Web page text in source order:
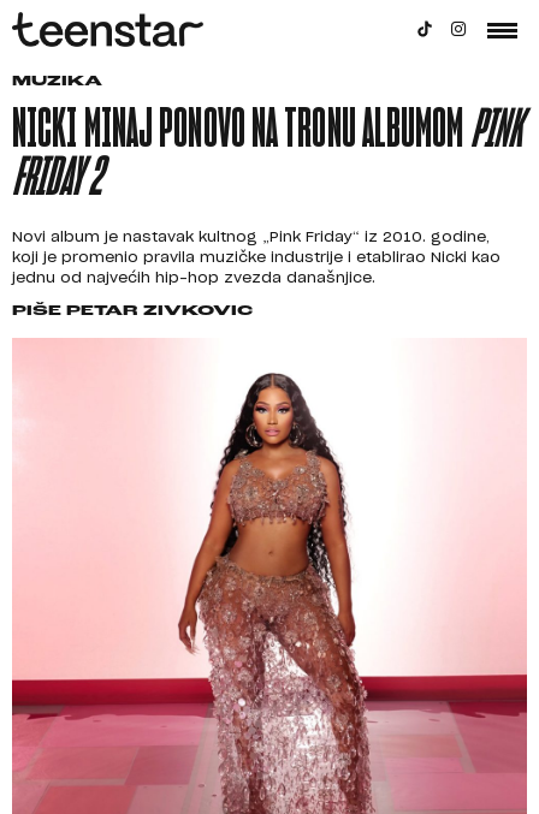
MUZIKA
NICKI MINAJ PONOVO NA TRONU ALBUMOM PINK
FRIDAY 2
Novi album je nastavak kultnog „Pink Friday“ iz 2010. godine,
koji je promenio pravila muzičke industrije i etablirao Nicki kao
jednu od najvećih hip-hop zvezda današnjice.
PIŠE PETAR ZIVKOVIC